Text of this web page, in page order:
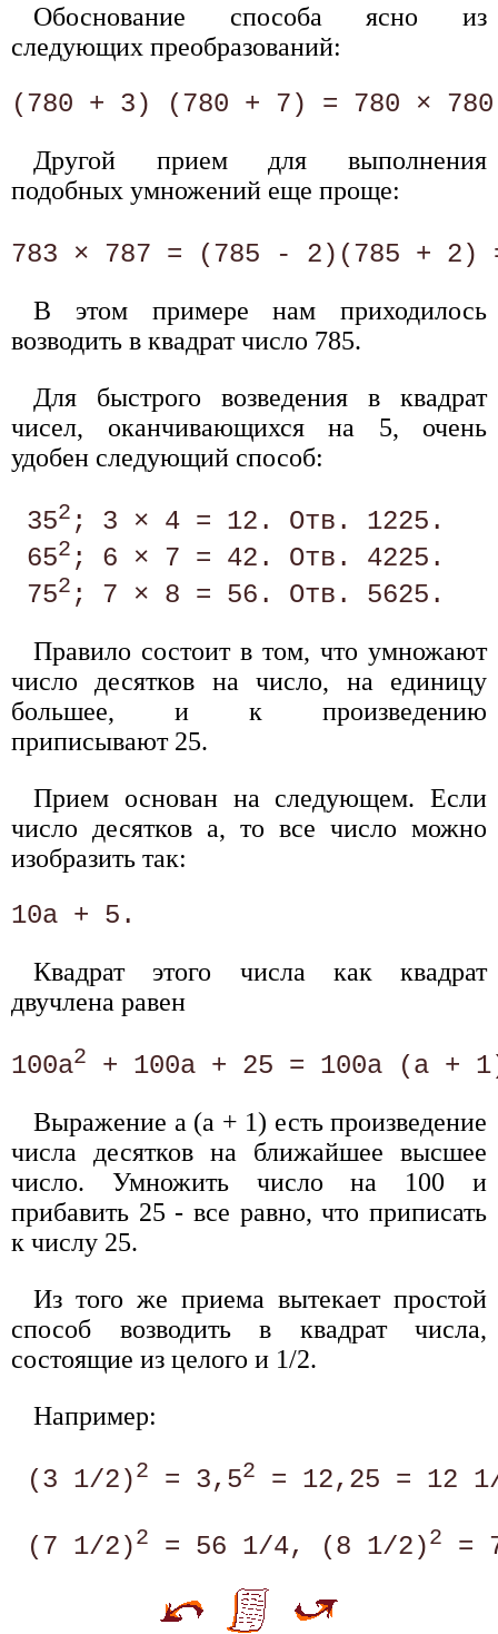
Обоснование способа ясно из
следующих преобразований:
Другой прием для выполнения
подобных умножений еще проще:
783 × 787 = (785 - 2)(785 + 2)
В этом примере нам приходилось
возводить в квадрат число 785.
Для быстрого возведения в квадрат
чисел, оканчивающихся на 5, очень
удобен следующий способ:
352 ; 3 × 4 = 12. Отв. 1225.
652 ; 6 × 7 = 42. Отв. 4225.
752
Правило состоит в том, что умножают
число десятков на число, на единицу
большее, и к произведению
приписывают 25.
Прием основан на следующем. Если
число десятков а, то все число можно
изобразить так:
Квадрат этого числа как квадрат
двучлена равен
100а2
Выражение а (а + 1) есть произведение
числа десятков на ближайшее высшее
число. Умножить число на 100 и
прибавить 25 - все равно, что приписать
к числу 25.
Из того же приема вытекает простой
способ возводить в квадрат числа,
состоящие из целого и 1/2.
Например:
(3 1/2)2 = 3,52 = 12,25 = 12
(7 1/2)2 = 56 1/4, (8 1/2)2